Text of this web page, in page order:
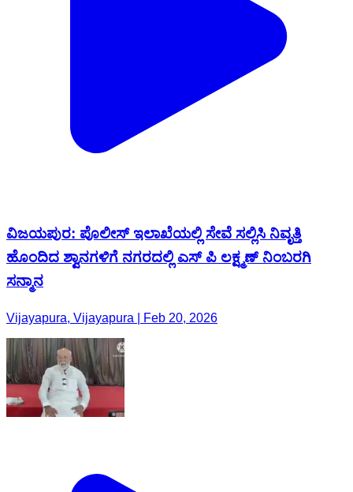
ವಿಜಯಪುರ: ಪೊಲೀಸ್ ಇಲಾಖೆಯಲ್ಲಿ ಸೇವೆ ಸಲ್ಲಿಸಿ ನಿವೃತ್ತಿ
ಹೊಂದಿದ ಶ್ವಾನಗಳಿಗೆ ನಗರದಲ್ಲಿ ಎಸ್ ಪಿ ಲಕ್ಷ್ಮಣ್ ನಿಂಬರಗಿ
ಸನ್ಮಾನ
Vijayapura, Vijayapura | Feb 20, 2026